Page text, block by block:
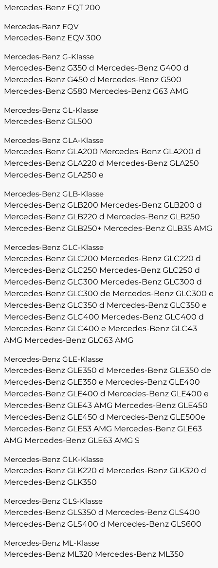
Mercedes-Benz EQT 200
Mercedes-Benz EQV
Mercedes-Benz EQV 300
Mercedes-Benz G-Klasse
Mercedes-Benz G350 d Mercedes-Benz G400 d
Mercedes-Benz G450 d Mercedes-Benz G500
Mercedes-Benz G580 Mercedes-Benz G63 AMG
Mercedes-Benz GL-Klasse
Mercedes-Benz GL500
Mercedes-Benz GLA-Klasse
Mercedes-Benz GLA200 Mercedes-Benz GLA200 d
Mercedes-Benz GLA220 d Mercedes-Benz GLA250
Mercedes-Benz GLA250 e
Mercedes-Benz GLB-Klasse
Mercedes-Benz GLB200 Mercedes-Benz GLB200 d
Mercedes-Benz GLB220 d Mercedes-Benz GLB250
Mercedes-Benz GLB250+ Mercedes-Benz GLB35 AMG
Mercedes-Benz GLC-Klasse
Mercedes-Benz GLC200 Mercedes-Benz GLC220 d
Mercedes-Benz GLC250 Mercedes-Benz GLC250 d
Mercedes-Benz GLC300 Mercedes-Benz GLC300 d
Mercedes-Benz GLC300 de Mercedes-Benz GLC300 e
Mercedes-Benz GLC350 d Mercedes-Benz GLC350 e
Mercedes-Benz GLC400 Mercedes-Benz GLC400 d
Mercedes-Benz GLC400 e Mercedes-Benz GLC43
AMG Mercedes-Benz GLC63 AMG
Mercedes-Benz GLE-Klasse
Mercedes-Benz GLE350 d Mercedes-Benz GLE350 de
Mercedes-Benz GLE350 e Mercedes-Benz GLE400
Mercedes-Benz GLE400 d Mercedes-Benz GLE400 e
Mercedes-Benz GLE43 AMG Mercedes-Benz GLE450
Mercedes-Benz GLE450 d Mercedes-Benz GLE500e
Mercedes-Benz GLE53 AMG Mercedes-Benz GLE63
AMG Mercedes-Benz GLE63 AMG S
Mercedes-Benz GLK-Klasse
Mercedes-Benz GLK220 d Mercedes-Benz GLK320 d
Mercedes-Benz GLK350
Mercedes-Benz GLS-Klasse
Mercedes-Benz GLS350 d Mercedes-Benz GLS400
Mercedes-Benz GLS400 d Mercedes-Benz GLS600
Mercedes-Benz ML-Klasse
Mercedes-Benz ML320 Mercedes-Benz ML350